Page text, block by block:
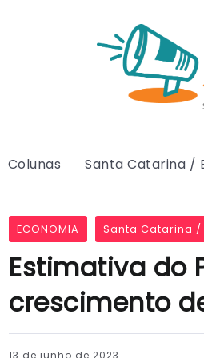
Colunas Santa Catarina /
ECONOMIA Santa Catarina /
Estimativa do
crescimento
13 de junho de 2023